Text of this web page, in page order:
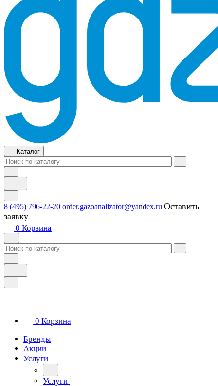
Каталог
8 (495) 796-22-20 order.gazoanalizator@yandex.ru Оставить
заявку
0 Корзина
0 Корзина
Бренды
Акции
Услуги
Услуги